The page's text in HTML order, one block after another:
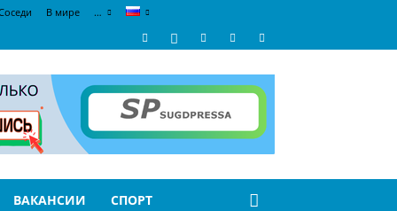
В мире …
ВАКАНСИИ СПОРТ